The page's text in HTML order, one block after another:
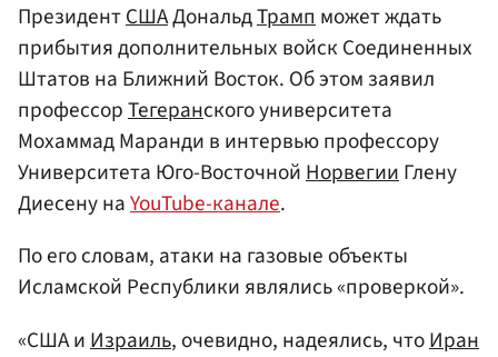
ПрезидентСШАДональдТрампможет ждать
прибытия дополнительных войск Соединенных
Штатов на Ближний Восток. Об этом заявил
профессорТегеранского университета
Мохаммад Маранди в интервью профессору
Университета Юго-ВосточнойНорвегииГлену
Диесену наYouTube-канале.
По его словам, атаки на газовые объекты
Исламской Республики являлись «проверкой».
«США и Израиль, очевидно, надеялись, чтоИран